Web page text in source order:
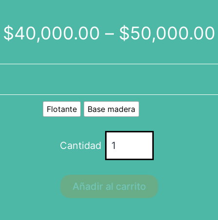
$40,000.00 – $50,000.00
Flotante Base madera
de
para
gatos
Añadir al carrito